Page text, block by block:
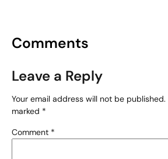
Comments
Leave a Reply
Your email address will not be published.
marked *
Comment *